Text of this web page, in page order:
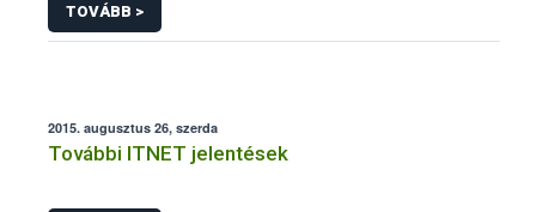
TOVÁBB >
2015. augusztus 26, szerda
További ITNET jelentések